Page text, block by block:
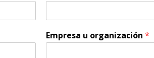
Empresa u organización *